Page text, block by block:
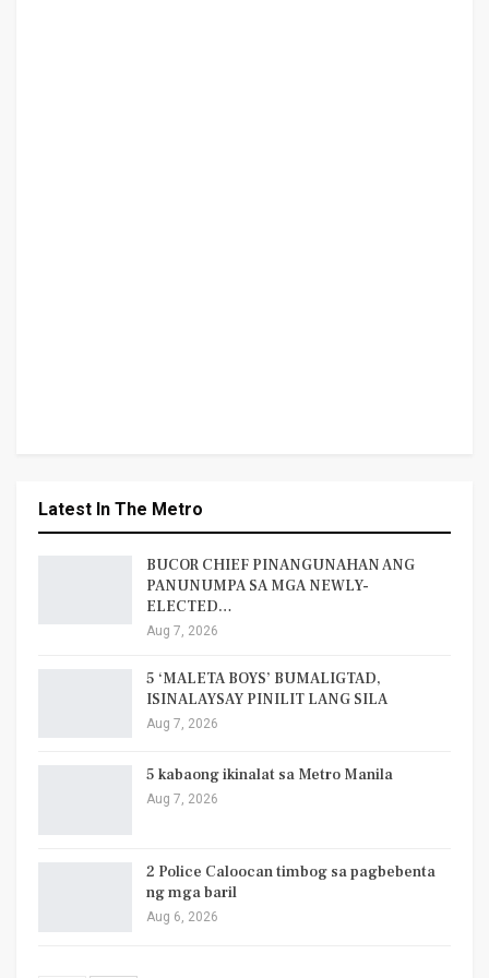
Latest In The Metro
BUCOR CHIEF PINANGUNAHAN ANG
PANUNUMPA SA MGA NEWLY-
ELECTED…
Aug 7, 2026
5 ‘MALETA BOYS’ BUMALIGTAD,
ISINALAYSAY PINILIT LANG SILA
Aug 7, 2026
5 kabaong ikinalat sa Metro Manila
Aug 7, 2026
2 Police Caloocan timbog sa pagbebenta
ng mga baril
Aug 6, 2026